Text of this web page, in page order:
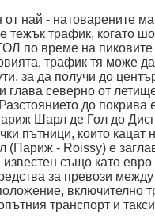
най - натоварените
тежък трафик, когато
по време на пиковите
трафик тя може
за да получи до
глава северно от
до покрива
Шарл де Гол до
пътници, които кацат
(Париж - Roissy) е
също като
за превози
включително
транспорт и